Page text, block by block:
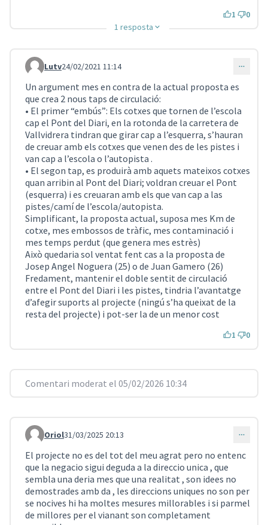
1
0
1 resposta
Comentari 932
Lutv24/02/2021 11:14
Un argument mes en contra de la actual proposta es
que crea 2 nous taps de circulació:
• El primer “embús”: Els cotxes que tornen de l’escola
cap el Pont del Diari, en la rotonda de la carretera de
Vallvidrera tindran que girar cap a l’esquerra, s’hauran
de creuar amb els cotxes que venen des de les pistes i
van cap a l’escola o l’autopista .
• El segon tap, es produirà amb aquets mateixos cotxes
quan arribin al Pont del Diari; voldran creuar el Pont
(esquerra) i es creuaran amb els que van cap a las
pistes/camí de l’escola/autopista.
Simplificant, la proposta actual, suposa mes Km de
cotxe, mes embossos de tràfic, mes contaminació i
mes temps perdut (que genera mes estrès)
Això quedaria sol ventat fent cas a la proposta de
Josep Angel Noguera (25) o de Juan Gamero (26)
Fredament, mantenir el doble sentit de circulació
entre el Pont del Diari i les pistes, tindria l’avantatge
d’afegir suports al projecte (ningú s’ha queixat de la
resta del projecte) i pot-ser la de un menor cost
1 0
Comentari moderat el 05/02/2026 10:34
Comentari 3530
Oriol31/03/2025 20:13
El projecte no es del tot del meu agrat pero no entenc
que la negacio sigui deguda a la direccio unica , que
sembla una deria mes que una realitat , son idees no
demostrades amb da , les direccions uniques no son per
se nocives hi ha moltes mesures millorables i si parmel
de millores per el vianant son completament